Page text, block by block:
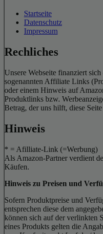
Startseite
Datenschutz
Impressum
Rechliches
Unsere Webseite finanziert
sogenannten Affiliate Links
oder einem Hinweis auf
Produktlinks bzw.
Betrag, der uns hilft, diese
Hinweis
* = Afilliate-Link (=Werbung)
Als Amazon-Partner verdient
Käufen.
Hinweis zu Preisen und
Sofern Produktpreise und
entsprechen diese dem
können sich auf der verlinkten
eines Produkts gelten die